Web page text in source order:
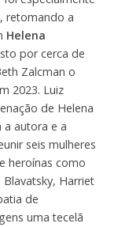
retomando a
Helena
por cerca de
Zalcman o
2023. Luiz
de Helena
a autora e a
seis mulheres
heroínas como
Blavatsky, Harriet
de
uma tecelã